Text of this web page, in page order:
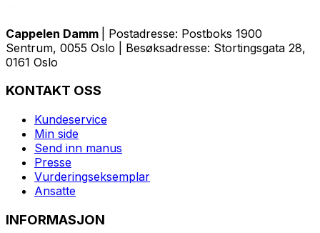
Cappelen Damm
| Postadresse: Postboks 1900
Sentrum, 0055 Oslo | Besøksadresse: Stortingsgata 28,
0161 Oslo
KONTAKT OSS
Kundeservice
Min side
Send inn manus
Presse
Vurderingseksemplar
Ansatte
INFORMASJON